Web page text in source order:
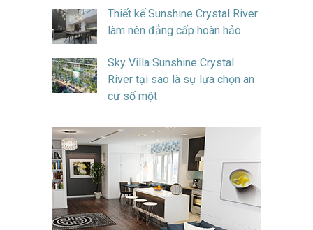
Thiết kế Sunshine Crystal River
làm nên đẳng cấp hoàn hảo
Sky Villa Sunshine Crystal
River tại sao là sự lựa chọn an
cư số một